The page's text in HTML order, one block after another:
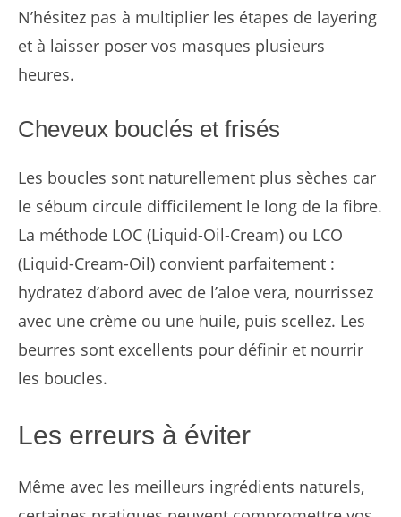
N’hésitez pas à multiplier les étapes de layering
et à laisser poser vos masques plusieurs
heures.
Cheveux bouclés et frisés
Les boucles sont naturellement plus sèches car
le sébum circule difficilement le long de la fibre.
La méthode LOC (Liquid-Oil-Cream) ou LCO
(Liquid-Cream-Oil) convient parfaitement :
hydratez d’abord avec de l’aloe vera, nourrissez
avec une crème ou une huile, puis scellez. Les
beurres sont excellents pour définir et nourrir
les boucles.
Les erreurs à éviter
Même avec les meilleurs ingrédients naturels,